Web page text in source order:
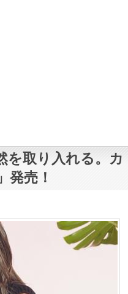
を取り入れる。カ
発売！